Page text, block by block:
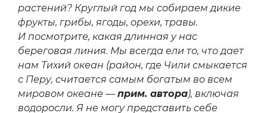
растений? Круглый год мы собираем дикие
фрукты, грибы, ягоды, орехи, травы.
И посмотрите, какая длинная у нас
береговая линия. Мы всегда ели то, что дает
нам Тихий океан (район, где Чили смыкается
с Перу, считается самым богатым во всем
мировом океане — прим. автора), включая
водоросли. Я не могу представить себе